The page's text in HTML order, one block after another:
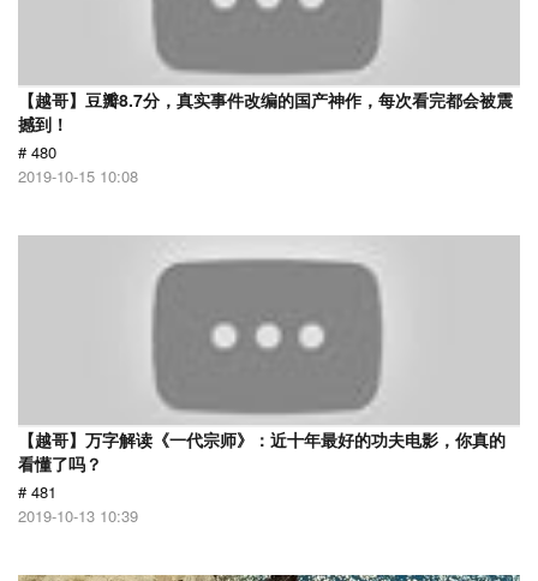
【越哥】豆瓣8.7分，真实事件改编的国产神作，每次看完都会被震
撼到！
# 480
2019-10-15 10:08
【越哥】万字解读《一代宗师》：近十年最好的功夫电影，你真的
看懂了吗？
# 481
2019-10-13 10:39